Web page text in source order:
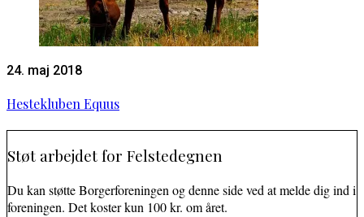
24. maj 2018
Hestekluben Equus
Støt arbejdet for Felstedegnen
Du kan støtte Borgerforeningen og denne side ved at melde dig ind i
foreningen. Det koster kun 100 kr. om året.